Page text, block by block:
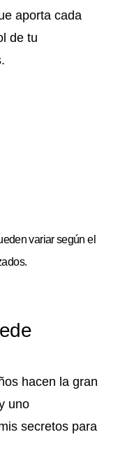
aporta cada
de tu
variar según el
hacen la gran
uno
secretos para